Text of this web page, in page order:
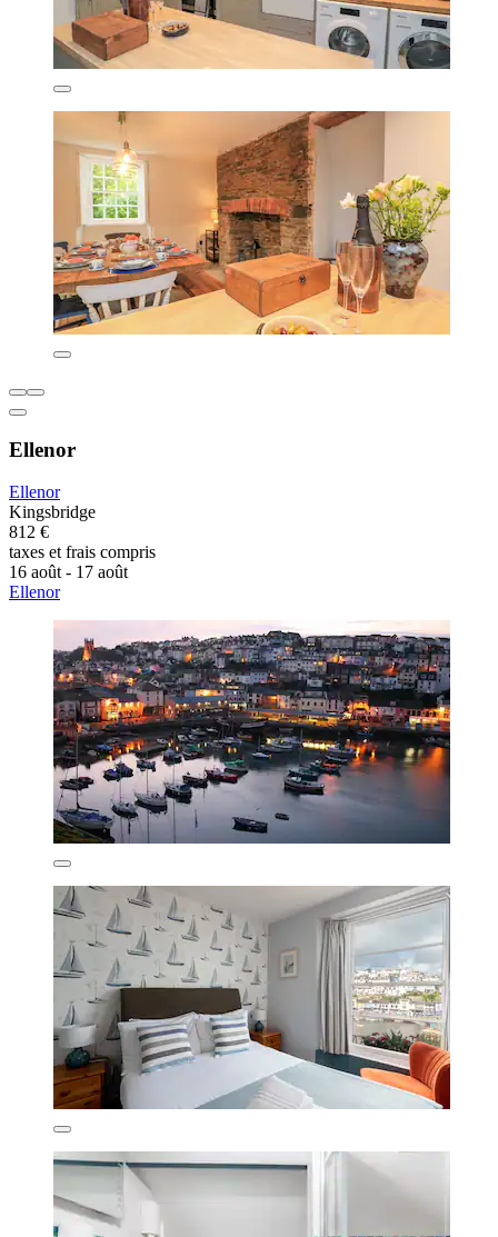
Ellenor
Ellenor
Kingsbridge
812 €
taxes et frais compris
16 août - 17 août
Ellenor